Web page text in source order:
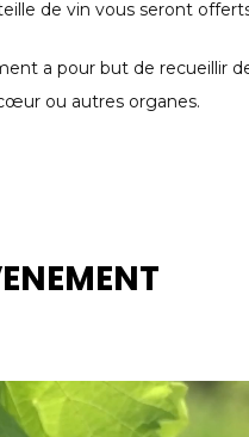
de vin vous seront
a pour but de recueillir
ou autres organes.